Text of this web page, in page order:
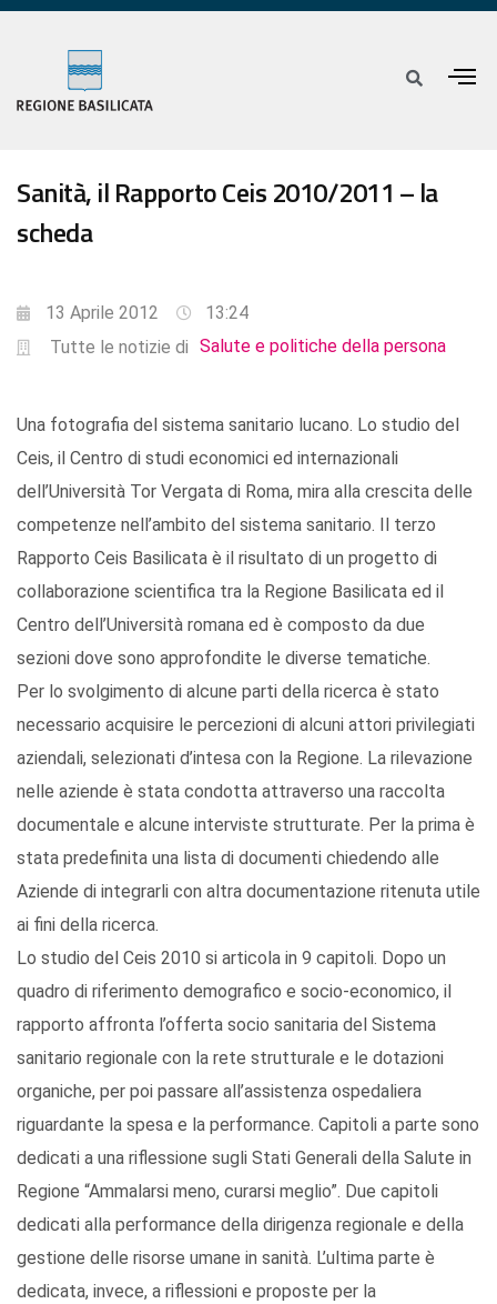
Sanità, il Rapporto Ceis 2010/2011 – la
scheda
13 Aprile 2012
13:24
Tutte le notizie di Salute e politiche della persona
Una fotografia del sistema sanitario lucano. Lo studio del
Ceis, il Centro di studi economici ed internazionali
dell’Università Tor Vergata di Roma, mira alla crescita delle
competenze nell’ambito del sistema sanitario. Il terzo
Rapporto Ceis Basilicata è il risultato di un progetto di
collaborazione scientifica tra la Regione Basilicata ed il
Centro dell’Università romana ed è composto da due
sezioni dove sono approfondite le diverse tematiche.
Per lo svolgimento di alcune parti della ricerca è stato
necessario acquisire le percezioni di alcuni attori privilegiati
aziendali, selezionati d’intesa con la Regione. La rilevazione
nelle aziende è stata condotta attraverso una raccolta
documentale e alcune interviste strutturate. Per la prima è
stata predefinita una lista di documenti chiedendo alle
Aziende di integrarli con altra documentazione ritenuta utile
ai fini della ricerca.
Lo studio del Ceis 2010 si articola in 9 capitoli. Dopo un
quadro di riferimento demografico e socio-economico, il
rapporto affronta l’offerta socio sanitaria del Sistema
sanitario regionale con la rete strutturale e le dotazioni
organiche, per poi passare all’assistenza ospedaliera
riguardante la spesa e la performance. Capitoli a parte sono
dedicati a una riflessione sugli Stati Generali della Salute in
Regione “Ammalarsi meno, curarsi meglio”. Due capitoli
dedicati alla performance della dirigenza regionale e della
gestione delle risorse umane in sanità. L’ultima parte è
dedicata, invece, a riflessioni e proposte per la